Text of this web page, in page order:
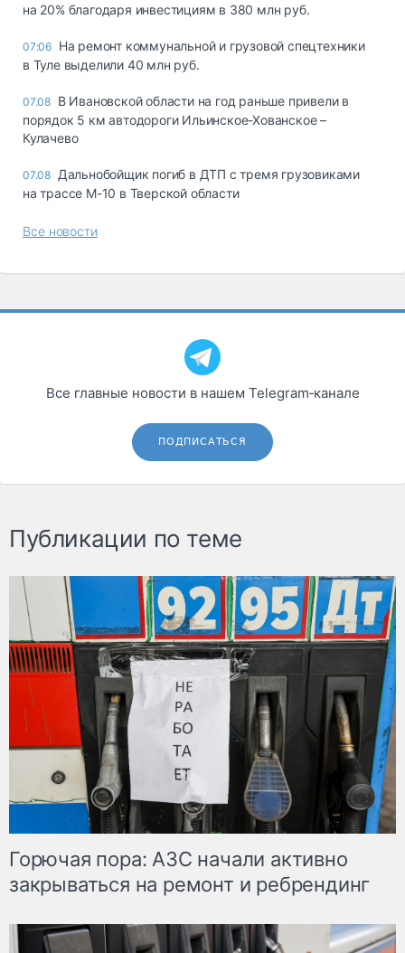
на 20% благодаря инвестициям в 380 млн руб.
07:06 На ремонт коммунальной и грузовой спецтехники
в Туле выделили 40 млн руб.
07.08 В Ивановской области на год раньше привели в
порядок 5 км автодороги Ильинское-Хованское –
Кулачево
07.08 Дальнобойщик погиб в ДТП с тремя грузовиками
на трассе М-10 в Тверской области
Все новости
Все главные новости в нашем Telegram‑канале
ПОДПИСАТЬСЯ
Публикации по теме
Горючая пора: АЗС начали активно
закрываться на ремонт и ребрендинг